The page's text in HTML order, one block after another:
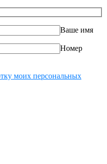
Ваше имя
Номер
моих персональных